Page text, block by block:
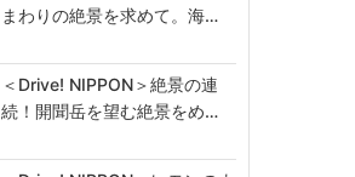
まわりの絶景を求めて。海…
＜Drive! NIPPON＞絶景の連
続！開聞岳を望む絶景をめ…